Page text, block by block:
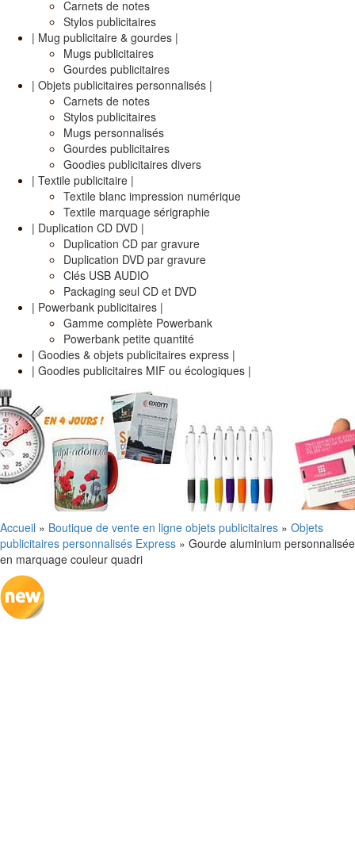
Carnets de notes
Stylos publicitaires
| Mug publicitaire & gourdes |
Mugs publicitaires
Gourdes publicitaires
| Objets publicitaires personnalisés |
Carnets de notes
Stylos publicitaires
Mugs personnalisés
Gourdes publicitaires
Goodies publicitaires divers
| Textile publicitaire |
Textile blanc impression numérique
Textile marquage sérigraphie
| Duplication CD DVD |
Duplication CD par gravure
Duplication DVD par gravure
Clés USB AUDIO
Packaging seul CD et DVD
| Powerbank publicitaires |
Gamme complète Powerbank
Powerbank petite quantité
| Goodies & objets publicitaires express |
| Goodies publicitaires MIF ou écologiques |
Accueil » Boutique de vente en ligne objets publicitaires » Objets
publicitaires personnalisés Express » Gourde aluminium personnalisée
en marquage couleur quadri